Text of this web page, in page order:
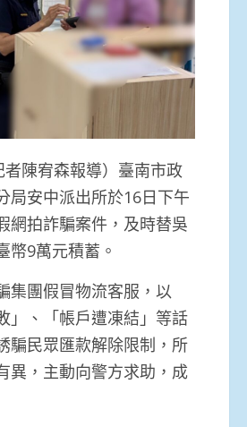
者陳宥森報導）臺南市政
局安中派出所於16日下午
網拍詐騙案件，及時替吳
幣9萬元積蓄。
集團假冒物流客服，以
」、「帳戶遭凍結」等話
騙民眾匯款解除限制，所
異，主動向警方求助，成